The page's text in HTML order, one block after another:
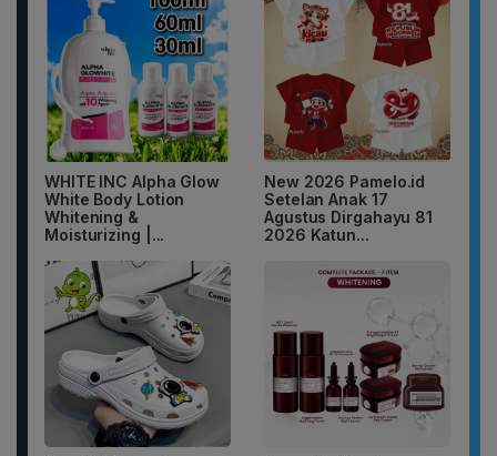
WHITE INC Alpha Glow
White Body Lotion
Whitening &
Moisturizing |...
New 2026 Pamelo.id
Setelan Anak 17
Agustus Dirgahayu 81
2026 Katun...